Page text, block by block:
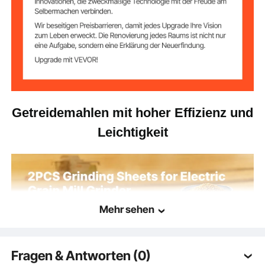
Getreidemahlen mit hoher Effizienz und
Leichtigkeit
Mehr sehen
Fragen & Antworten (0)